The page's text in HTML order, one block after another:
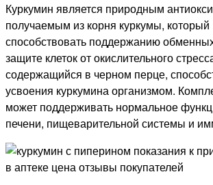
Куркумин является природным
получаемым из корня куркумы,
способствовать поддержанию
защите клеток от окислительного
содержащийся в черном перце,
усвоения куркумина организмом.
может поддерживать нормальное
печени, пищеварительной системы и